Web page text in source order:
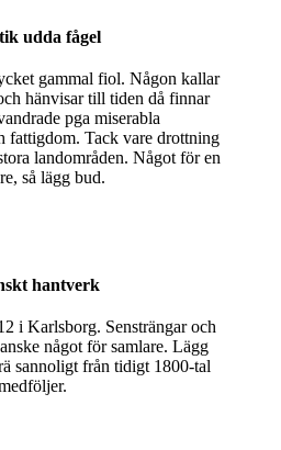
udda fågel
gammal fiol. Någon kallar
hänvisar till tiden då finnar
pga miserabla
fattigdom. Tack vare drottning
landområden. Något för en
så lägg bud.
hantverk
i Karlsborg. Sensträngar och
något för samlare. Lägg
sannoligt från tidigt 1800-tal